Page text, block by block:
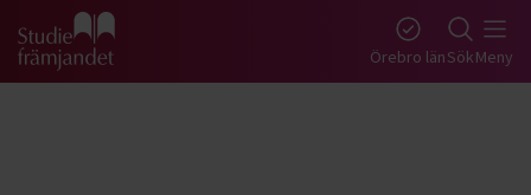
Gå till studiefrämjandets startsida Örebro länSökMeny